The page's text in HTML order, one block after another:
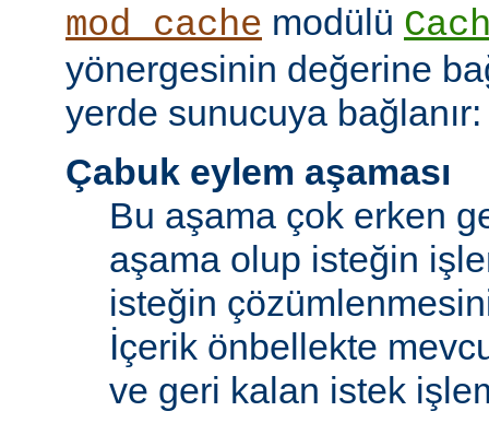
mod_cache modülü
yönergesinin değerine
yerde sunucuya bağlanır:
Çabuk eylem aşaması
Bu aşama çok erken
aşama olup isteğin
isteğin
İçerik önbellekte
ve geri kalan istek